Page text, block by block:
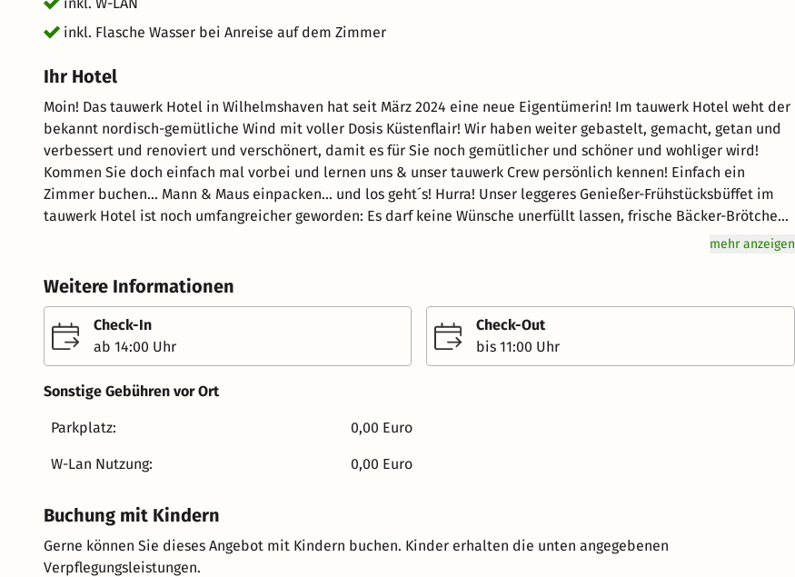
inkl. Flasche Wasser bei Anreise auf dem Zimmer
Ihr Hotel
Moin! Das tauwerk Hotel in Wilhelmshaven hat seit März 2024 eine neue Eigentümerin! Im tauwerk Hotel weht der
bekannt nordisch-gemütliche Wind mit voller Dosis Küstenflair! Wir haben weiter gebastelt, gemacht, getan und
verbessert und renoviert und verschönert, damit es für Sie noch gemütlicher und schöner und wohliger wird!
Kommen Sie doch einfach mal vorbei und lernen uns & unser tauwerk Crew persönlich kennen! Einfach ein
Zimmer buchen... Mann & Maus einpacken... und los geht´s! Hurra! Unser leggeres Genießer-Frühstücksbüffet im
tauwerk Hotel ist noch umfangreicher geworden: Es darf keine Wünsche unerfüllt lassen, frische Bäcker-Brötchen,
eine große Auswahl an Wurst- & Käsespezialitäten, frische Eier und Speck aus der Region, Würstchen, große Müsli-
Auswahl leckerer Bio-Teesorten, frischgebrühte Kaffee-Spezialitäten aus einer modernen hochwertigen WMF
Maschine zum selbst bedienen & Fruchtsäfte von Grapos und vieles mehr.... So können Sie sich Montags bis
Freitags von 6 bis 10 Uhr und Samstags, Sonntags und an Feiertagen von 8 bis 10:30 Uhr im tauwerk Hotel
entspannt stark machen für den Tag! Sollten Sie extra Wünsche haben, sprechen Sie uns an - fast alles ist
möglich! Auch das noch: Guter Geschmack reicht uns nicht! unser Holzofen- Pizza- Imbiss neben der Terrasse am
hinteren Parkplatz, versorgt Sie mit handgefertigter am Buchenholzfeuer auf Stein gebackener italienischer Pizza
Station. Auch ist im gesamten Haus ein gutes W-Lan-Netz verfügbar. Außerdem haben nun alle Zimmer moderne
Smart TV Fernseher der neusten Generation bekommen, die Doppelzimmer in 43" Größe mit denen Sie auch
YouTube und Netflix schauen können. Unser Hotel verfügt über zwei Parkplätze direkt am Haus, einen kleinen
ausreichend Platz. Außerdem verfügen wir über abgeschlossene Fahrradgaragen mit Ladesteckdosen für Elektro-
Fahrräder. Das tauwerk Hotel ist Anlaufpunkt für alle, die eine ruhige und dennoch zentrumsnahe Lage am
Stadtrand lieben. Es ist ideal, um mal richtig abzuschalten und die Region zu genießen. Und das zu einem sehr
mehr anzeigen
Weitere Informationen
Check-In
ab 14:00 Uhr
Check-Out
bis 11:00 Uhr
Sonstige Gebühren vor Ort
Parkplatz: 0,00 Euro
W-Lan Nutzung: 0,00 Euro
Buchung mit Kindern
Gerne können Sie dieses Angebot mit Kindern buchen. Kinder erhalten die unten angegebenen
Verpflegungsleistungen.